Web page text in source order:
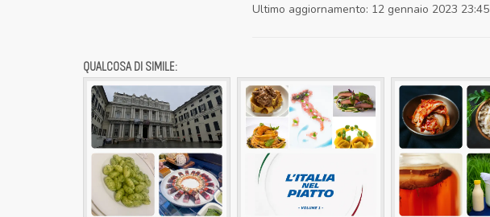
Ultimo aggiornamento: 12 gennaio 2023 23:45
QUALCOSA DI SIMILE: